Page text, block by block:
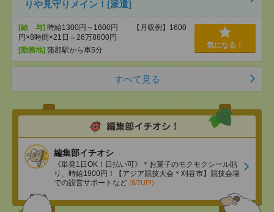
りや見守りメイン！[派遣]
[給 与] 時給1300円～1600円 【月収例】1600
円×8時間×21日＝26万8800円
[勤務地] 蒲郡駅から車5分
気になる！
すべて見る
編集部イチオシ
《単発1日OK！日払い可》＊お菓子のモクモクシール貼
り、時給1900円！【アジア競技大会＊刈谷市】競技会場
での設営サポートなど (8/7UP!)